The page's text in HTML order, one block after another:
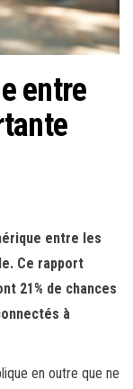
l
a
i
n
entre
entre les
Ce rapport
21% de chances
à
en outre que ne